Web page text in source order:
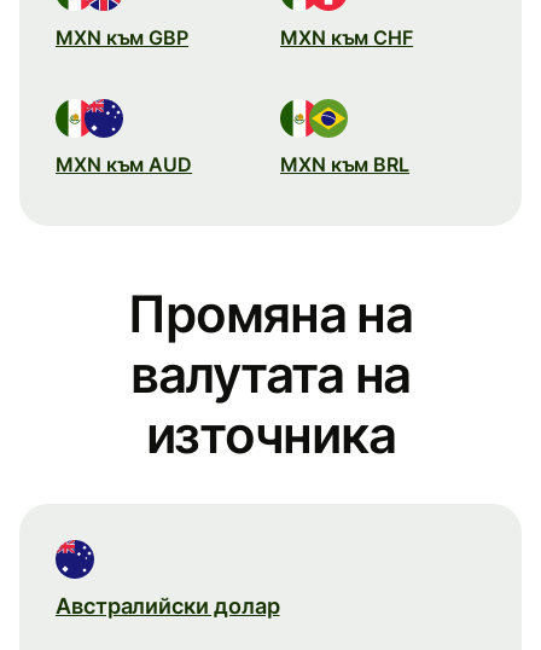
MXN към GBP MXN към CHF
MXN към AUD MXN към BRL
Промяна на
валутата на
източника
Австралийски долар